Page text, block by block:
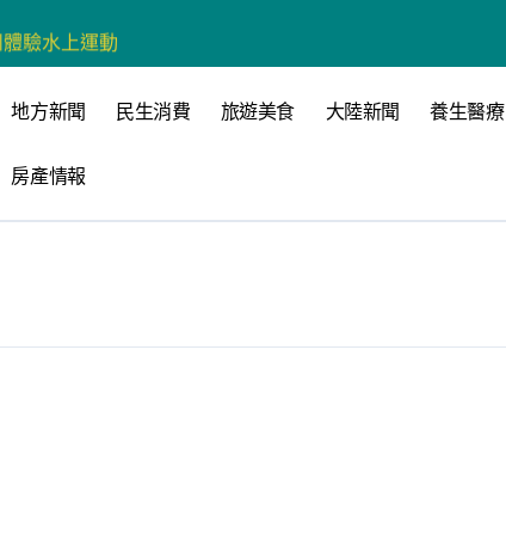
驗水上運動
恩：國民黨版才是「國防+產業」務實版
造城鄉共好高雄
文學再出發
感謝世豐螺絲捐助獎學金
感調查報告」 若遇壓力僅12%青少年會向家人傾訴
地方新聞 民生消費 旅遊美食 大陸新聞 養生醫療
房產情報